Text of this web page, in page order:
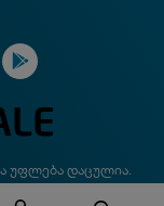
უფლება დაცულია.